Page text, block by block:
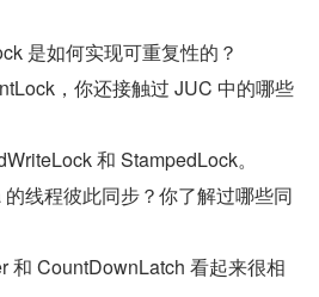
是如何实现可重复性的？
，你还接触过 JUC 中的哪些
和 StampedLock。
线程彼此同步？你了解过哪些同
和 CountDownLatch 看起来很相